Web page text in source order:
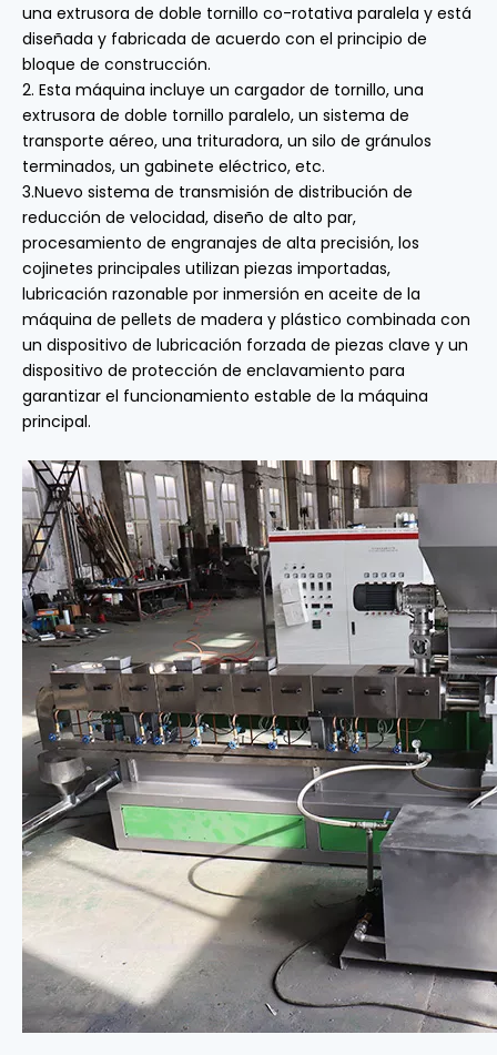
una extrusora de doble tornillo co-rotativa paralela y está
diseñada y fabricada de acuerdo con el principio de
bloque de construcción.
2. Esta máquina incluye un cargador de tornillo, una
extrusora de doble tornillo paralelo, un sistema de
transporte aéreo, una trituradora, un silo de gránulos
terminados, un gabinete eléctrico, etc.
3.Nuevo sistema de transmisión de distribución de
reducción de velocidad, diseño de alto par,
procesamiento de engranajes de alta precisión, los
cojinetes principales utilizan piezas importadas,
lubricación razonable por inmersión en aceite de la
máquina de pellets de madera y plástico combinada con
un dispositivo de lubricación forzada de piezas clave y un
dispositivo de protección de enclavamiento para
garantizar el funcionamiento estable de la máquina
principal.